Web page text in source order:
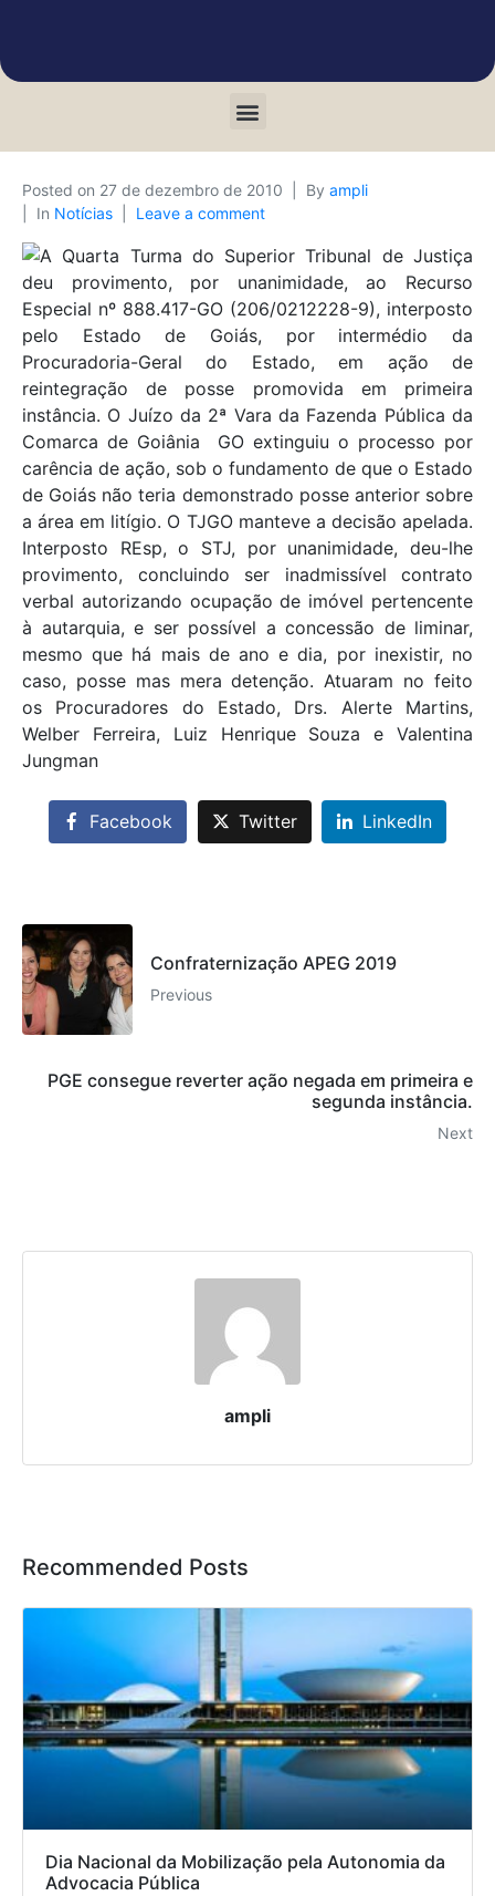
Posted on 27 de dezembro de 2010 By ampli
In Notícias Leave a comment
A Quarta Turma do Superior Tribunal de Justiça
deu provimento, por unanimidade, ao Recurso
Especial nº 888.417-GO (206/0212228-9), interposto
pelo Estado de Goiás, por intermédio da
Procuradoria-Geral do Estado, em ação de
reintegração de posse promovida em primeira
instância. O Juízo da 2ª Vara da Fazenda Pública da
Comarca de Goiânia  GO extinguiu o processo por
carência de ação, sob o fundamento de que o Estado
de Goiás não teria demonstrado posse anterior sobre
a área em litígio. O TJGO manteve a decisão apelada.
Interposto REsp, o STJ, por unanimidade, deu-lhe
provimento, concluindo ser inadmissível contrato
verbal autorizando ocupação de imóvel pertencente
à autarquia, e ser possível a concessão de liminar,
mesmo que há mais de ano e dia, por inexistir, no
caso, posse mas mera detenção. Atuaram no feito
os Procuradores do Estado, Drs. Alerte Martins,
Welber Ferreira, Luiz Henrique Souza e Valentina
Jungman
Facebook Twitter LinkedIn
Confraternização APEG 2019
Previous
PGE consegue reverter ação negada em primeira e
segunda instância.
Next
ampli
Recommended Posts
Dia Nacional da Mobilização pela Autonomia da
Advocacia Pública